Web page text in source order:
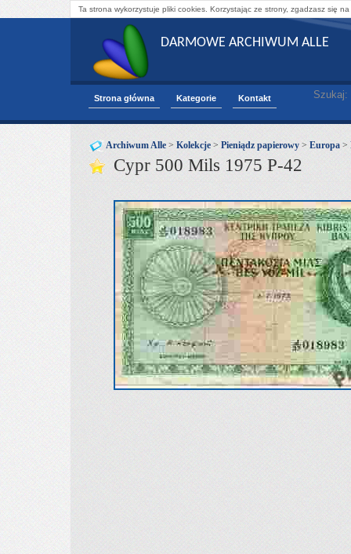
Ta strona wykorzystuje pliki cookies. Korzystając ze strony, zgadzasz się
DARMOWE ARCHIWUM ALLE
Strona główna Kategorie Kontakt Szukaj:
Archiwum Alle > Kolekcje > Pieniądz papierowy > Europa >
Cypr 500 Mils 1975 P-42